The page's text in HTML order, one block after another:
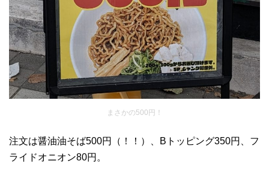
まさかの500円！
注文は醤油油そば500円（！！）、Bトッピング350円、フ
ライドオニオン80円。